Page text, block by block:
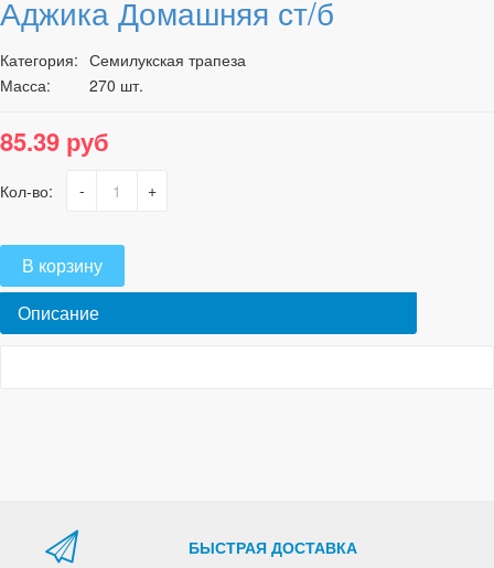
Аджика Домашняя ст/б
Категория: Семилукская трапеза
Масса:
270 шт.
85.39 руб
Кол-во: - +
В корзину
Описание
БЫСТРАЯ ДОСТАВКА